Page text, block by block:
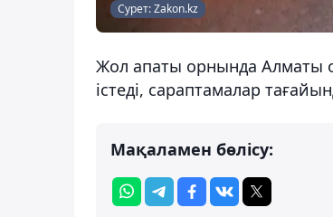
Сурет: Zakon.kz
Жол апаты орнында Алматы
істеді, сараптамалар
Мақаламен бөлісу: